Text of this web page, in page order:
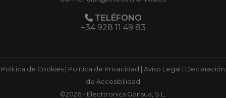
TELÉFONO
+34 928 11 49 83
Política de Cookies Política de Privacidad Aviso Legal
Declaración
de Accesibilidad
©2026 - Electtronics Gonsua, S.L.